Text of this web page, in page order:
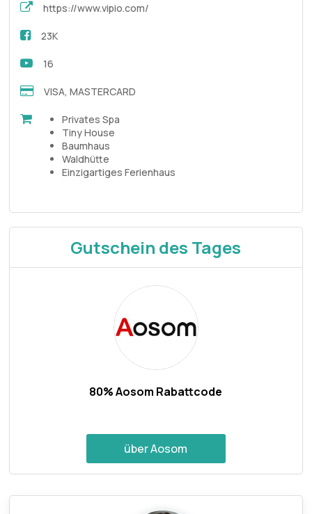
https://www.vipio.com/
23K
16
VISA, MASTERCARD
Privates Spa
Tiny House
Baumhaus
Waldhütte
Einzigartiges Ferienhaus
Gutschein des Tages
80% Aosom Rabattcode
über Aosom